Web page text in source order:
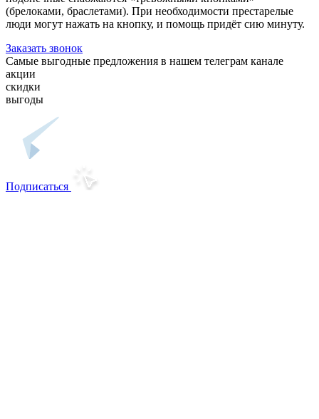
(брелоками, браслетами). При необходимости престарелые
люди могут нажать на кнопку, и помощь придёт сию минуту.
Заказать звонок
Самые выгодные предложения в нашем телеграм канале
акции
скидки
выгоды
Подписаться